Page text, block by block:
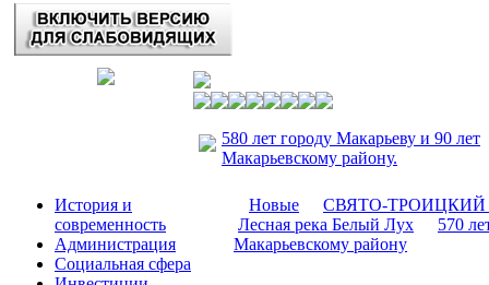
580 лет городу Макарьеву и 90 лет
Макарьевскому району.
История и
современность
Администрация
Социальная сфера
Новые
СВЯТО-ТРОИЦКИЙ
Лесная река Белый Лух
570
Макарьевскому району